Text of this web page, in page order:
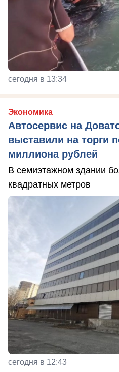
сегодня в 13:34
Экономика
Автосервис на
выставили на торги
миллиона рублей
В семиэтажном здании
квадратных метров
сегодня в 12:43